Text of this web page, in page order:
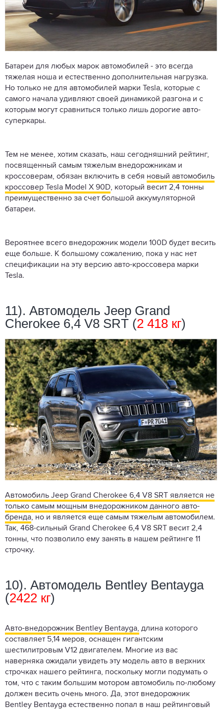
Батареи для любых марок автомобилей - это всегда
тяжелая ноша и естественно дополнительная нагрузка.
Но только не для автомобилей марки Tesla, которые с
самого начала удивляют своей динамикой разгона и с
которым могут сравниться только лишь дорогие авто-
суперкары.
Тем не менее, хотим сказать, наш сегодняшний рейтинг,
посвященный самым тяжелым внедорожникам и
кроссоверам, обязан включить в себя новый автомобиль
кроссовер Tesla Model X 90D, который весит 2,4 тонны
преимущественно за счет большой аккумуляторной
батареи.
Вероятнее всего внедорожник модели 100D будет весить
еще больше. К большому сожалению, пока у нас нет
спецификации на эту версию авто-кроссовера марки
Tesla.
11). Автомодель Jeep Grand
Cherokee 6,4 V8 SRT (2 418 кг)
Автомобиль Jeep Grand Cherokee 6,4 V8 SRT является не
только самым мощным внедорожником данного авто-
бренда, но и является еще самым тяжелым автомобилем.
Так, 468-сильный Grand Cherokee 6,4 V8 SRT весит 2,4
тонны, что позволило ему занять в нашем рейтинге 11
строчку.
10). Автомодель Bentley Bentayga
(2422 кг)
Авто-внедорожник Bentley Bentayga, длина которого
составляет 5,14 меров, оснащен гигантским
шестилитровым V12 двигателем. Многие из вас
наверняка ожидали увидеть эту модель авто в верхних
строчках нашего рейтинга, поскольку могли подумать о
том, что с таким большим мотором автомобиль по-любому
должен весить очень много. Да, этот внедорожник
Bentley Bentayga естественно попал в наш рейтинговый